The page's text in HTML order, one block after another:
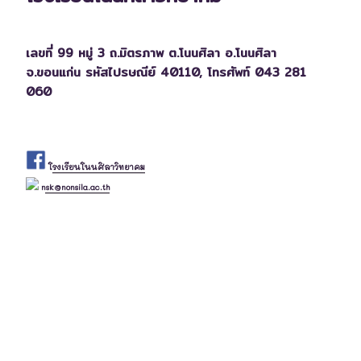
เลขที่ 99 หมู่ 3 ถ.มิตรภาพ ต.โนนศิลา อ.โนนศิลา
จ.ขอนแก่น รหัสไปรษณีย์ 40110, โทรศัพท์ 043 281
060
โรงเรียนโนนศิลาวิทยาคม
nsk@nonsila.ac.th